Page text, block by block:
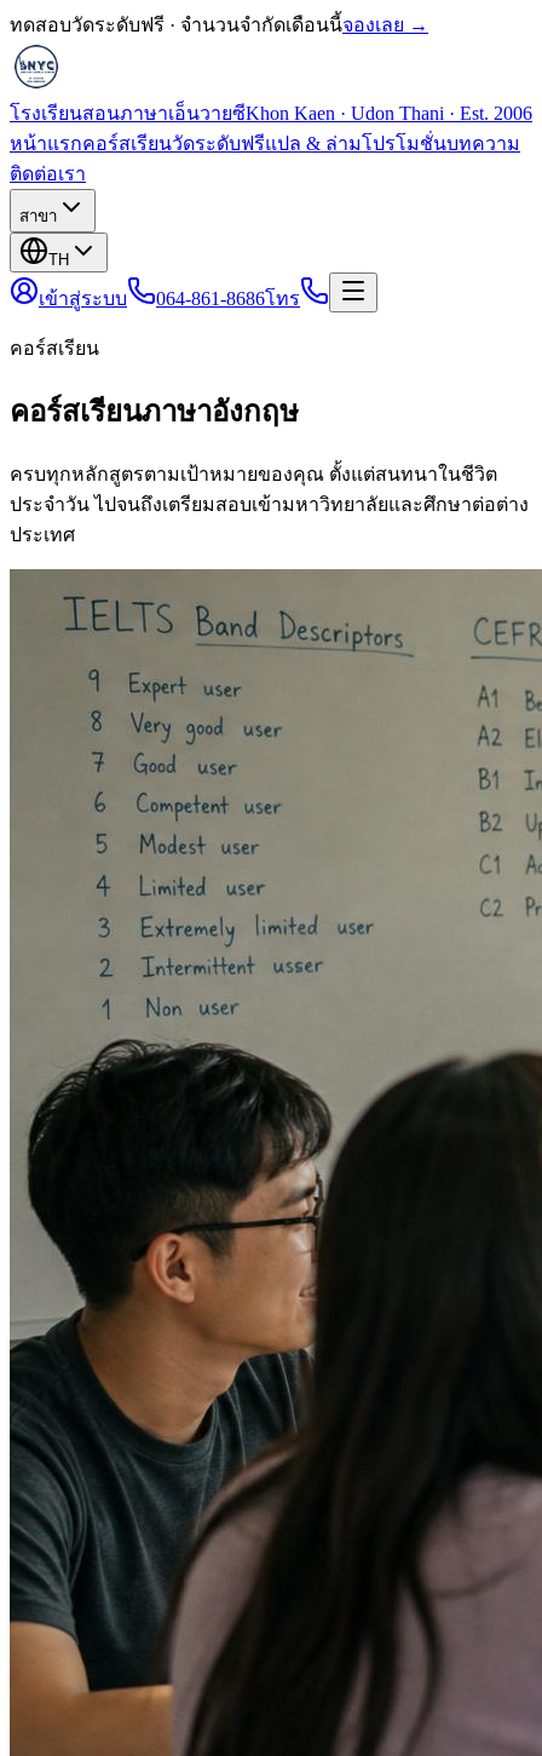
ทดสอบวัดระดับฟรี · จำนวนจำกัดเดือนนี้จองเลย →
โรงเรียนสอนภาษาเอ็นวายซีKhon Kaen · Udon Thani · Est. 2006
หน้าแรกคอร์สเรียนวัดระดับฟรีแปล & ล่ามโปรโมชั่นบทความ
ติดต่อเรา
สาขา
TH
เข้าสู่ระบบ 064-861-8686โทร
คอร์สเรียน
คอร์สเรียนภาษาอังกฤษ
ครบทุกหลักสูตรตามเป้าหมายของคุณ ตั้งแต่สนทนาในชีวิต
ประจำวัน ไปจนถึงเตรียมสอบเข้ามหาวิทยาลัยและศึกษาต่อต่าง
ประเทศ